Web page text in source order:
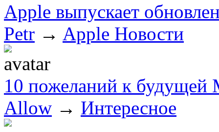
Apple выпускает
Petr → Apple Новости
10 пожеланий к будущей
Allow → Интересное